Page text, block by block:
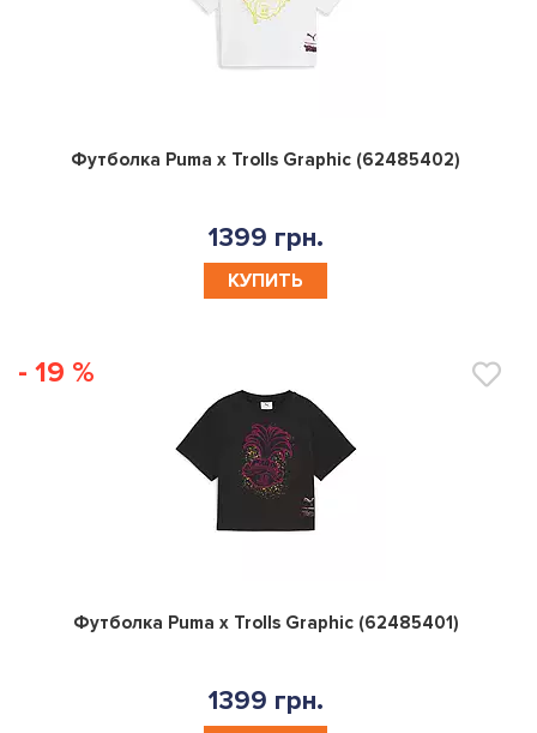
0
Футболка Puma x Trolls Graphic (62485402)
1399 грн.
КУПИТЬ
- 19 %
0
Футболка Puma x Trolls Graphic (62485401)
1399 грн.